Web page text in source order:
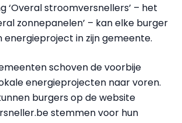
‘Overal stroomversnellers’ – het
zonnepanelen’ – kan elke burger
energieproject in zijn gemeente.
schoven de voorbije
energieprojecten naar voren.
burgers op de website
stemmen voor hun